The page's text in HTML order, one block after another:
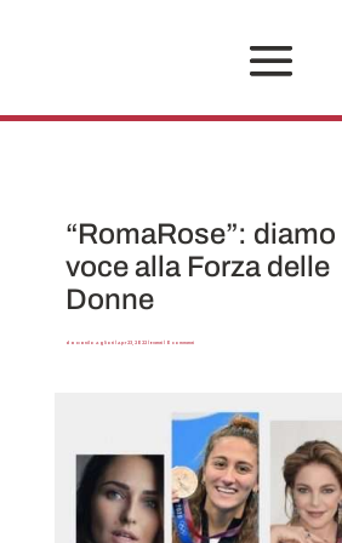
“RomaRose”: diamo
voce alla Forza delle
Donne
daDanilo Aglioti |Apr 23, 2022 |Eventi | 0 commenti